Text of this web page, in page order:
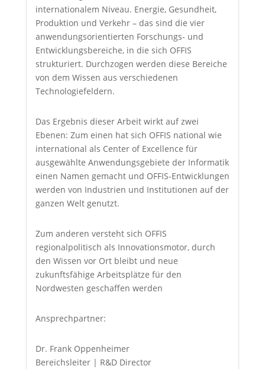
internationalem Niveau. Energie, Gesundheit,
Produktion und Verkehr – das sind die vier
anwendungsorientierten Forschungs- und
Entwicklungsbereiche, in die sich OFFIS
strukturiert. Durchzogen werden diese Bereiche
von dem Wissen aus verschiedenen
Technologiefeldern.
Das Ergebnis dieser Arbeit wirkt auf zwei
Ebenen: Zum einen hat sich OFFIS national wie
international als Center of Excellence für
ausgewählte Anwendungsgebiete der Informatik
einen Namen gemacht und OFFIS-Entwicklungen
werden von Industrien und Institutionen auf der
ganzen Welt genutzt.
Zum anderen versteht sich OFFIS
regionalpolitisch als Innovationsmotor, durch
den Wissen vor Ort bleibt und neue
zukunftsfähige Arbeitsplätze für den
Nordwesten geschaffen werden
Ansprechpartner:
Dr. Frank Oppenheimer
Bereichsleiter | R&D Director